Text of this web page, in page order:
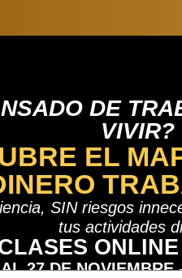
DE
VIVIR?
EL
SIN riesgos
tus actividades
27 DE NOVIEMBRE